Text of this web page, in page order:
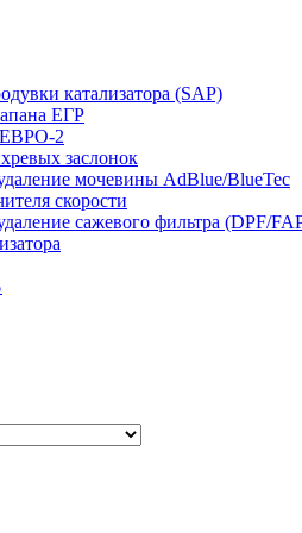
катализатора (SAP)
ЕГР
2
заслонок
мочевины AdBlue/BlueTec
скорости
сажевого фильтра (DPF/